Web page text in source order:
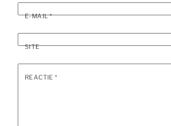
E-MAIL*
SITE
REACTIE*